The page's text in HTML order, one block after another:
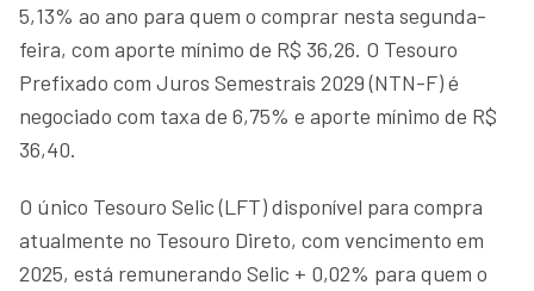
5,13% ao ano para quem o comprar nesta segunda-
feira, com aporte mínimo de R$ 36,26. O Tesouro
Prefixado com Juros Semestrais 2029 (NTN-F) é
negociado com taxa de 6,75% e aporte mínimo de R$
36,40.
O único Tesouro Selic (LFT) disponível para compra
atualmente no Tesouro Direto, com vencimento em
2025, está remunerando Selic + 0,02% para quem o